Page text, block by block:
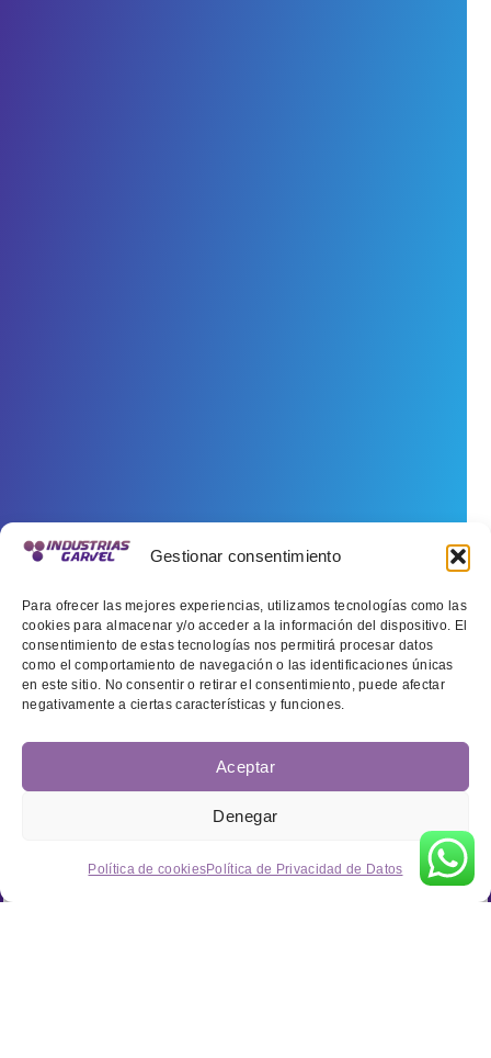
Gestionar consentimiento
Para ofrecer las mejores experiencias, utilizamos tecnologías como las
cookies para almacenar y/o acceder a la información del dispositivo. El
consentimiento de estas tecnologías nos permitirá procesar datos
como el comportamiento de navegación o las identificaciones únicas
en este sitio. No consentir o retirar el consentimiento, puede afectar
negativamente a ciertas características y funciones.
Aceptar
Denegar
Política de cookiesPolítica de Privacidad de Datos